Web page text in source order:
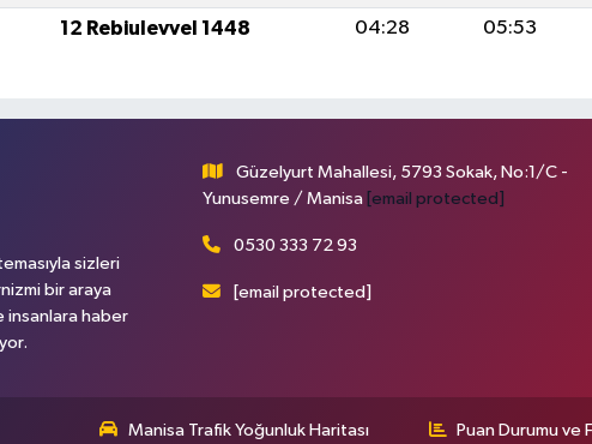
12 Rebiulevvel 1448 04:28 05:53
sizleri
bir araya
insanlara haber
Güzelyurt Mahallesi, 5793 Sokak, No:1/C -
Yunusemre / Manisa [email protected]
0530 333 72 93
[email protected]
Manisa Trafik Yoğunluk Haritası Puan Durumu ve